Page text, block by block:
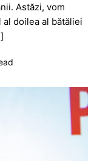
ta
je
a
z
ă
Astăzi, vom
doilea al bătăliei